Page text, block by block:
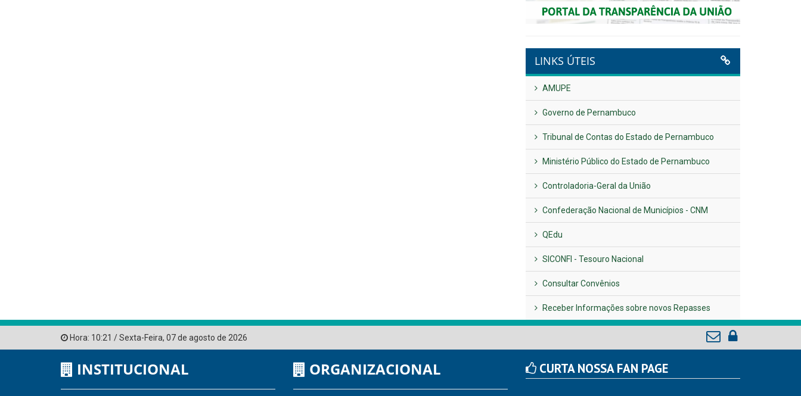
LINKS ÚTEIS
AMUPE
Governo de Pernambuco
Tribunal de Contas do Estado de Pernambuco
Ministério Público do Estado de Pernambuco
Controladoria-Geral da União
Confederação Nacional de Municípios - CNM
QEdu
SICONFI - Tesouro Nacional
Consultar Convênios
Receber Informações sobre novos Repasses
Hora: 10:21 /Sexta-Feira, 07 de agosto de 2026
INSTITUCIONAL ORGANIZACIONAL CURTA NOSSA FAN PAGE